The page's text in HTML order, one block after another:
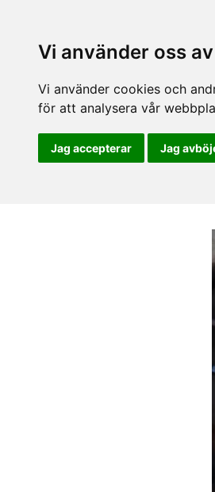
Vi använder oss
Vi använder cookies och
för att analysera vår
Jag accepterar Jag